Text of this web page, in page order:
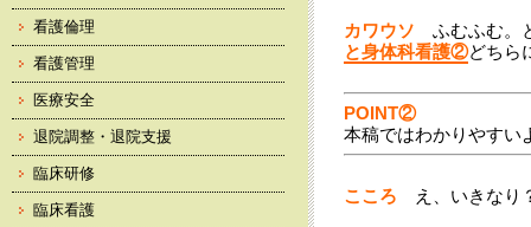
カワウソ ふむふむ。
と身体科看護②どちら
POINT②
本稿ではわかりやすい
こころ え、いきな
看護倫理
看護管理
医療安全
退院調整・退院支援
臨床研修
臨床看護